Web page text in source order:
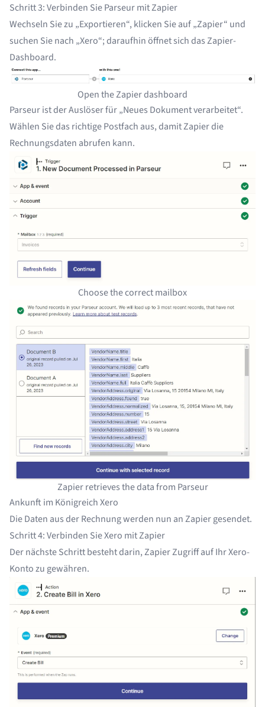
Schritt 3: Verbinden Sie Parseur mit Zapier
Wechseln Sie zu „Exportieren“, klicken Sie auf „Zapier“ und
suchen Sie nach „Xero“; daraufhin öffnet sich das Zapier-
Dashboard.
Open the Zapier dashboard
Parseur ist der Auslöser für „Neues Dokument verarbeitet“.
Wählen Sie das richtige Postfach aus, damit Zapier die
Rechnungsdaten abrufen kann.
Choose the correct mailbox
Zapier retrieves the data from Parseur
Ankunft im Königreich Xero
Die Daten aus der Rechnung werden nun an Zapier gesendet.
Schritt 4: Verbinden Sie Xero mit Zapier
Der nächste Schritt besteht darin, Zapier Zugriff auf Ihr Xero-
Konto zu gewähren.